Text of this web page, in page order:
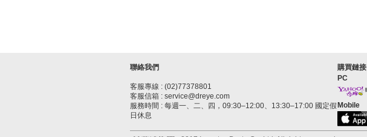
聯絡我們
客服專線 : (02)77378801
客服信箱 : service@dreye.com
服務時間 : 每週一、二、四，09:30–12:00、13:30–17:00 國定假
日休息
購買鏈接
PC
Mobile